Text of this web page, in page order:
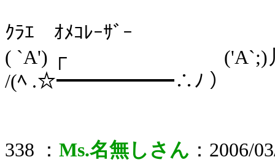
ｸﾗｴ ｵﾒｺﾚｰｻﾞｰ
( `A') ┌ ('A`;)丿
/(ﾍ .☆━━━━━━∴ﾉ ）
338 ： Ms.名無しさん ：2006/